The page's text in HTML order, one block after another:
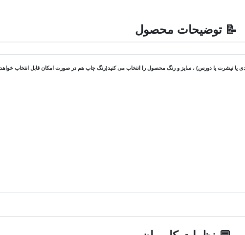
📝 توضیحات محصول
یا دورس) ، سایز و رنگ محصول را انتخاب می کنید(رنگ چاپ هم در صورت امکان قابل انتخاب خواهد